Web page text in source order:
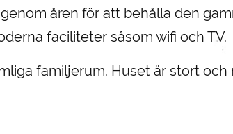
åren för att behålla den
faciliteter såsom wifi och TV.
familjerum. Huset är stort och